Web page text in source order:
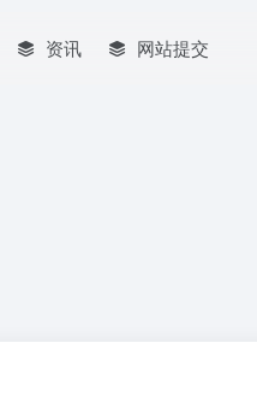
资讯 网站提交